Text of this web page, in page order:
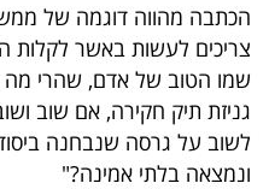
הכתבה מהווה דוגמה של
צריכים לעשות באשר
שמו הטוב של אדם, שהרי
גניזת תיק חקירה, אם שוב
לשוב על גרסה שנבחנה
ונמצאה בלתי אמינה?"